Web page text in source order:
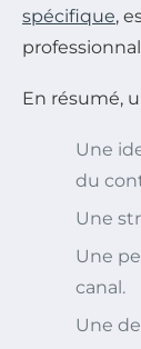
spécifique,
En résumé,
Une
du
Une
Une
canal.
Une